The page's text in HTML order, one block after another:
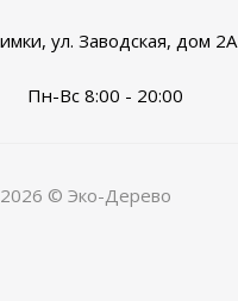
ул. Заводская, дом 2А
Пн-Вс 8:00 - 20:00
2026 © Эко-Дерево